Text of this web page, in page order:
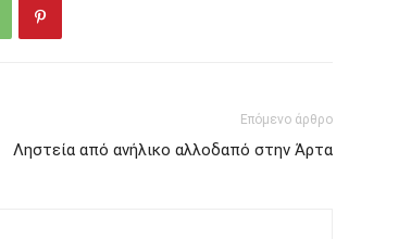
Επόμενο άρθρο
Ληστεία από ανήλικο αλλοδαπό στην Άρτα